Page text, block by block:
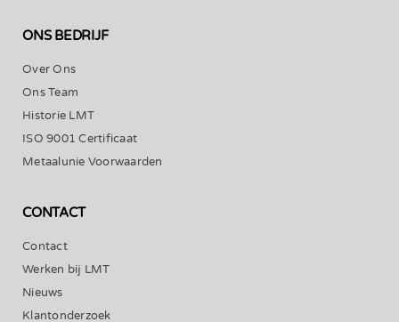
ONS BEDRIJF
Over Ons
Ons Team
Historie LMT
ISO 9001 Certificaat
Metaalunie Voorwaarden
CONTACT
Contact
Werken bij LMT
Nieuws
Klantonderzoek